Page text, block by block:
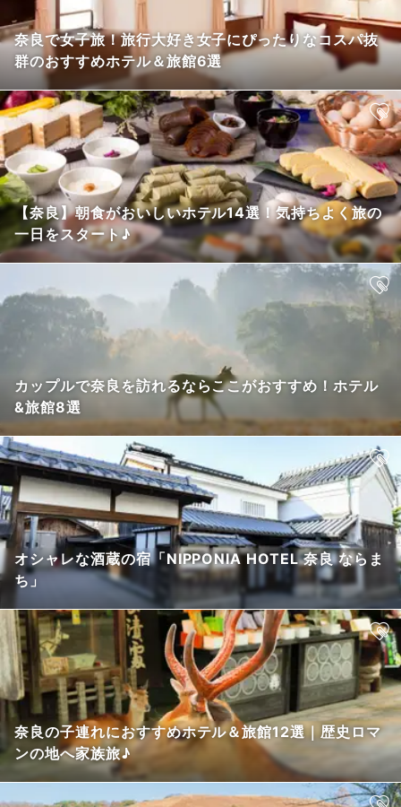
奈良で女子旅！旅行大好き女子にぴったりなコスパ抜
群のおすすめホテル＆旅館6選
【奈良】朝食がおいしいホテル14選！気持ちよく旅の
一日をスタート♪
カップルで奈良を訪れるならここがおすすめ！ホテル
&旅館8選
オシャレな酒蔵の宿「NIPPONIA HOTEL 奈良 ならま
ち」
奈良の子連れにおすすめホテル＆旅館12選｜歴史ロマ
ンの地へ家族旅♪